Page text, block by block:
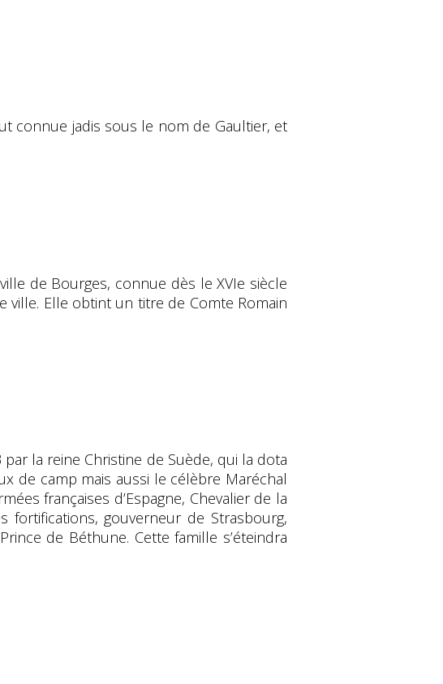
connue jadis sous le nom de Gaultier, et
de Bourges, connue dès le XVIe siècle
ville. Elle obtint un titre de Comte Romain
la reine Christine de Suède, qui la dota
de camp mais aussi le célèbre Maréchal
françaises d’Espagne, Chevalier de la
fortifications, gouverneur de Strasbourg,
de Béthune. Cette famille s’éteindra